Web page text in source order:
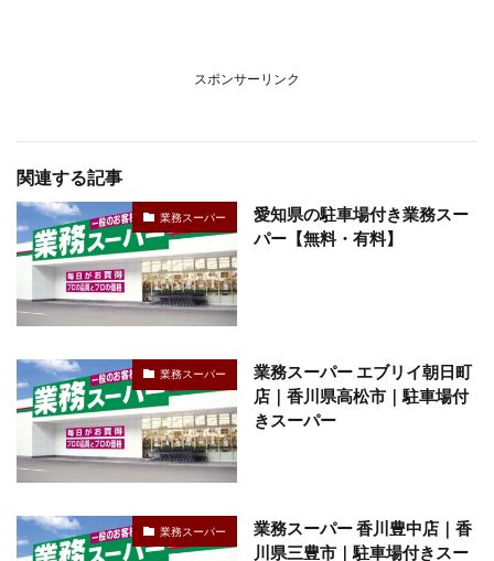
スポンサーリンク
関連する記事
業務スーパー
愛知県の駐車場付き業務スー
パー【無料・有料】
業務スーパー
業務スーパー エブリイ朝日町
店｜香川県高松市｜駐車場付
きスーパー
業務スーパー
業務スーパー 香川豊中店｜香
川県三豊市｜駐車場付きスー